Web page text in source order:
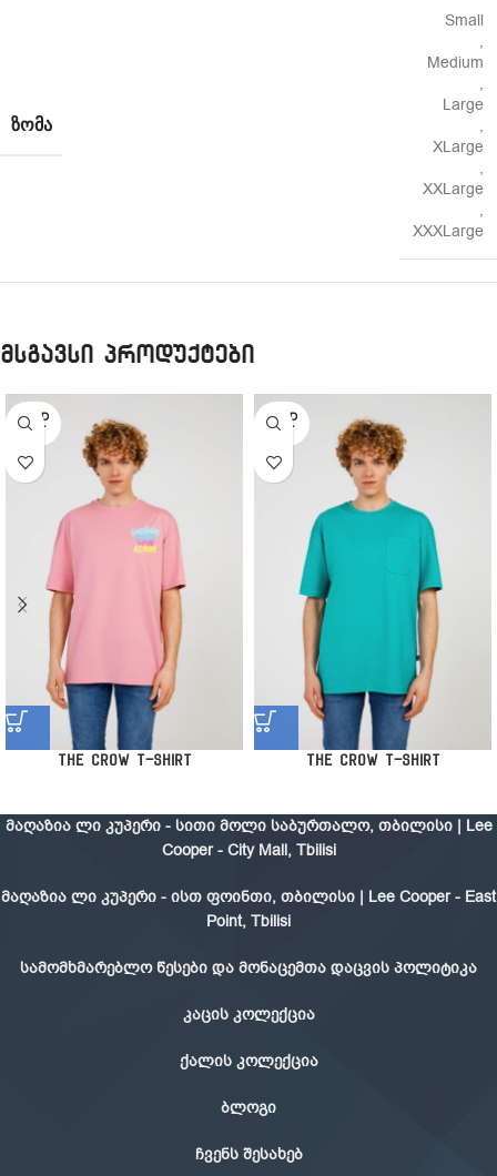
ᲖᲝᲛᲐ
Small
,
Medium
,
Large
,
XLarge
,
XXLarge
,
XXXLarge
მსგავსი პროდუქტები
SOLD
OUT
The Crow T-Shirt
SOLD
OUT
The Crow T-Shirt
მაღაზია ლი კუპერი - სითი მოლი საბურთალო, თბილისი | Lee
Cooper - City Mall, Tbilisi
მაღაზია ლი კუპერი - ისთ ფოინთი, თბილისი | Lee Cooper - East
Point, Tbilisi
სამომხმარებლო წესები და მონაცემთა დაცვის პოლიტიკა
კაცის კოლექცია
ქალის კოლექცია
ბლოგი
ჩვენს შესახებ